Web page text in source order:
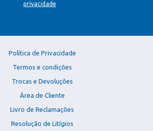
privacidade
Política de Privacidade
Termos e condições
Trocas e Devoluções
Área de Cliente
Livro de Reclamações
Resolução de Litígios